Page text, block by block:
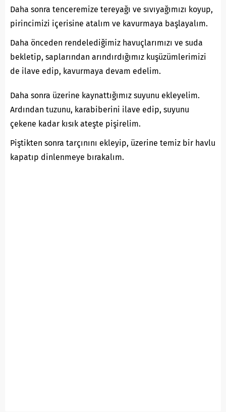
Daha sonra tenceremize tereyağı ve sıvıyağımızı koyup,
pirincimizi içerisine atalım ve kavurmaya başlayalım.
Daha önceden rendelediğimiz havuçlarımızı ve suda
bekletip, saplarından arındırdığımız kuşüzümlerimizi
de ilave edip, kavurmaya devam edelim.
Daha sonra üzerine kaynattığımız suyunu ekleyelim.
Ardından tuzunu, karabiberini ilave edip, suyunu
çekene kadar kısık ateşte pişirelim.
Piştikten sonra tarçınını ekleyip, üzerine temiz bir havlu
kapatıp dinlenmeye bırakalım.